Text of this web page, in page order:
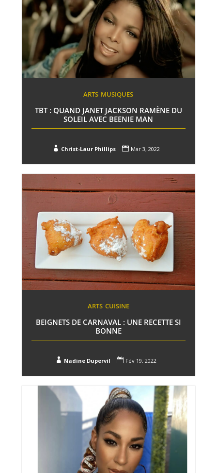
ARTS MUSIQUES
TBT : QUAND JANET JACKSON RAMÈNE DU
SOLEIL AVEC BEENIE MAN
 Christ-Laur Phillips  Mar 3, 2022
ARTS CUISINE
BEIGNETS DE CARNAVAL : UNE RECETTE SI
BONNE
 Nadine Dupervil  Fév 19, 2022